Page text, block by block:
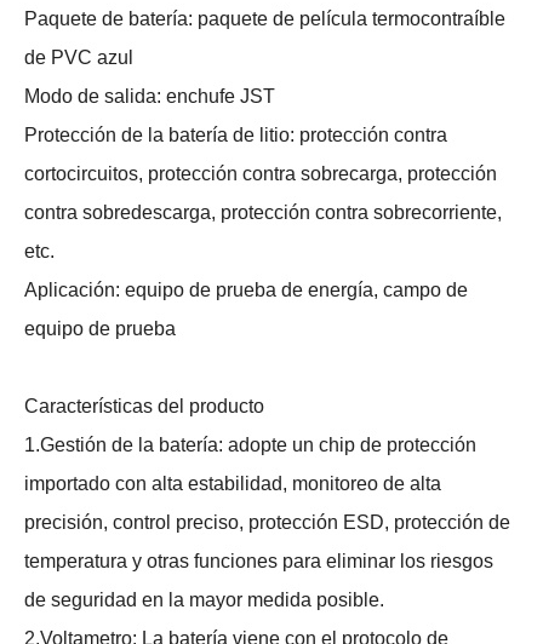
Paquete de batería: paquete de película termocontraíble
de PVC azul
Modo de salida: enchufe JST
Protección de la batería de litio: protección contra
cortocircuitos, protección contra sobrecarga, protección
contra sobredescarga, protección contra sobrecorriente,
etc.
Aplicación: equipo de prueba de energía, campo de
equipo de prueba
Características del producto
1.Gestión de la batería: adopte un chip de protección
importado con alta estabilidad, monitoreo de alta
precisión, control preciso, protección ESD, protección de
temperatura y otras funciones para eliminar los riesgos
de seguridad en la mayor medida posible.
2.Voltametro: La batería viene con el protocolo de